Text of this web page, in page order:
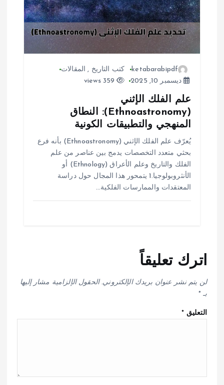
ketabarabipdf كتب التاريخ ,
المقالات
ديسمبر 10, 2025
359 views
علم الفلك الإثني
(Ethnoastronomy): النطاق
المنهجي والتطبيقات الكونية
يُعرّف علم الفلك الإثني (Ethnoastronomy) بأنه فرع
بحثي متعدد التخصصات يدمج بين عناصر من علم
الفلك والتاريخ وعلم الأعراق (Ethnology) أو
الأنثروبولوجيا.1 يتمحور هذا المجال حول دراسة
المعتقدات والممارسات الفلكية…
اترك تعليقاً
لن يتم نشر عنوان بريدك الإلكتروني. الحقول الإلزامية مشار إليها
بـ*
التعليق*